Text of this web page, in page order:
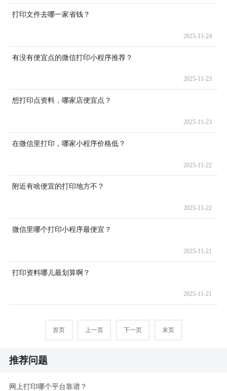
打印文件去哪一家省钱？
2025-11-24
有没有便宜点的微信打印小程序推荐？
2025-11-23
想打印点资料，哪家店便宜点？
2025-11-23
在微信里打印，哪家小程序价格低？
2025-11-22
附近有啥便宜的打印地方不？
2025-11-22
微信里哪个打印小程序最便宜？
2025-11-21
打印资料哪儿最划算啊？
2025-11-21
首页 上一页 下一页 末页
推荐问题
网上打印哪个平台靠谱？